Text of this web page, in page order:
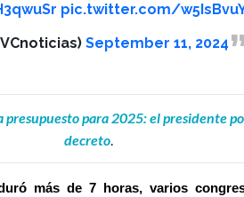
pic.twitter.com/
September 11, 2024
presupuesto para 2025: el presidente
decreto.
más de 7 horas, varios